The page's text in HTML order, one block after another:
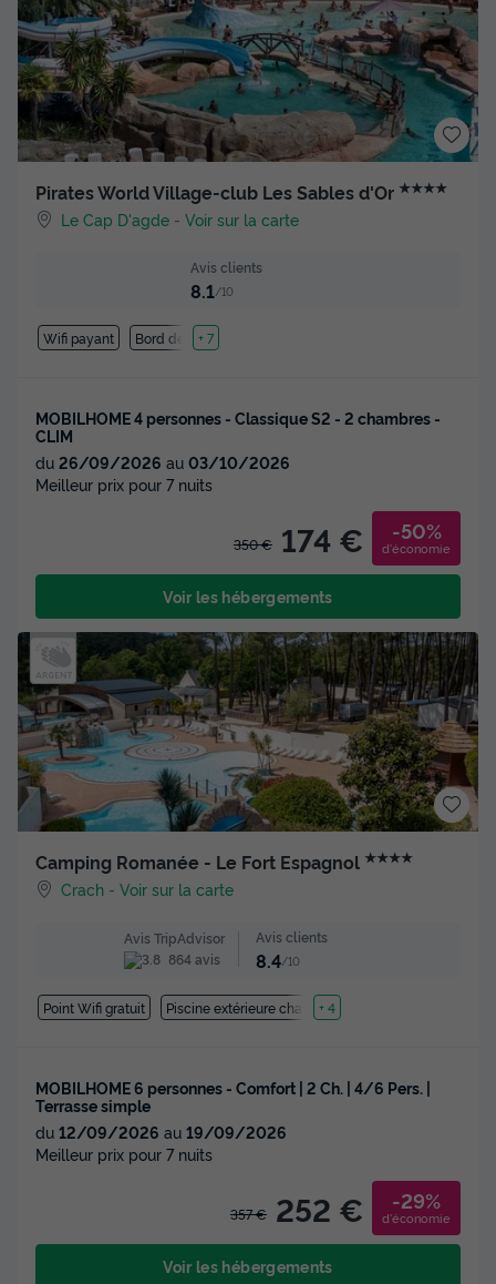
Pirates World Village-club Les Sables d'Or ★★★★
Le Cap D'agde -Voir sur la carte
Avis clients
8.1/10
Wifi payant Bord de mer
+ 7
MOBILHOME 4 personnes - Classique S2 - 2 chambres -
CLIM
du 26/09/2026 au 03/10/2026
Meilleur prix pour 7 nuits
350 € 174 € -50%
d'économie
Voir les hébergements
Camping Romanée - Le Fort Espagnol ★★★★
Crach -Voir sur la carte
Avis TripAdvisor
864 avis
Avis clients
8.4/10
Point Wifi gratuit Piscine extérieure chauffée
+ 4
MOBILHOME 6 personnes - Comfort | 2 Ch. | 4/6 Pers. |
Terrasse simple
du 12/09/2026 au 19/09/2026
Meilleur prix pour 7 nuits
357 € 252 € -29%
d'économie
Voir les hébergements